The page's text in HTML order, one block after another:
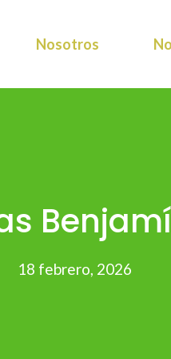
Nosotros
18 febrero, 2026